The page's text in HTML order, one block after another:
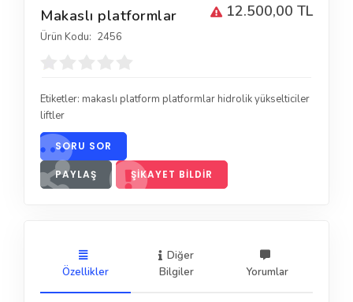
12.500,00 TL
Makaslı platformlar
Ürün Kodu: 2456
Etiketler: makaslı platform platformlar hidrolik yükselticiler
liftler
SORU SOR
PAYLAŞ ŞIKAYET BILDIR
Özellikler
Diğer
Bilgiler
Yorumlar